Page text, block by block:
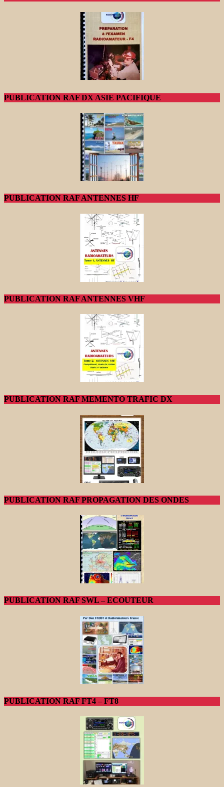
PUBLICATION RAF DX ASIE PACIFIQUE
PUBLICATION RAF ANTENNES HF
PUBLICATION RAF ANTENNES VHF
PUBLICATION RAF MEMENTO TRAFIC DX
PUBLICATION RAF PROPAGATION DES ONDES
PUBLICATION RAF SWL – ECOUTEUR
PUBLICATION RAF FT4 – FT8